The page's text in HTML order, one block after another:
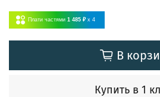
Плати частями 1 485 ₽ x 4
В
Купить в 1